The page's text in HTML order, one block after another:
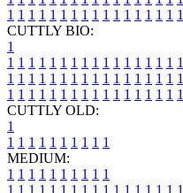
1 1 1 1 1 1 1 1 1 1 1 1 1 1 1 1 1
CUTTLY BIO:
1
1 1 1 1 1 1 1 1 1 1 1 1 1 1 1 1 1
1 1 1 1 1 1 1 1 1 1 1 1 1 1 1 1 1
1 1 1 1 1 1 1 1 1 1 1 1 1 1 1 1 1
CUTTLY OLD:
1
1 1 1 1 1 1 1 1 1 1
MEDIUM:
1 1 1 1 1 1 1 1 1 1
1 1 1 1 1 1 1 1 1 1 1 1 1 1 1 1 1